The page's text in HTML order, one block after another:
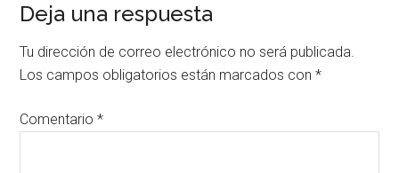
Interacciones
con
los
lectores
Deja una respuesta
Tu dirección de correo electrónico no será publicada.
Los campos obligatorios están marcados con*
Comentario*